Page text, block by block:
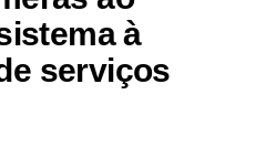
à
serviços